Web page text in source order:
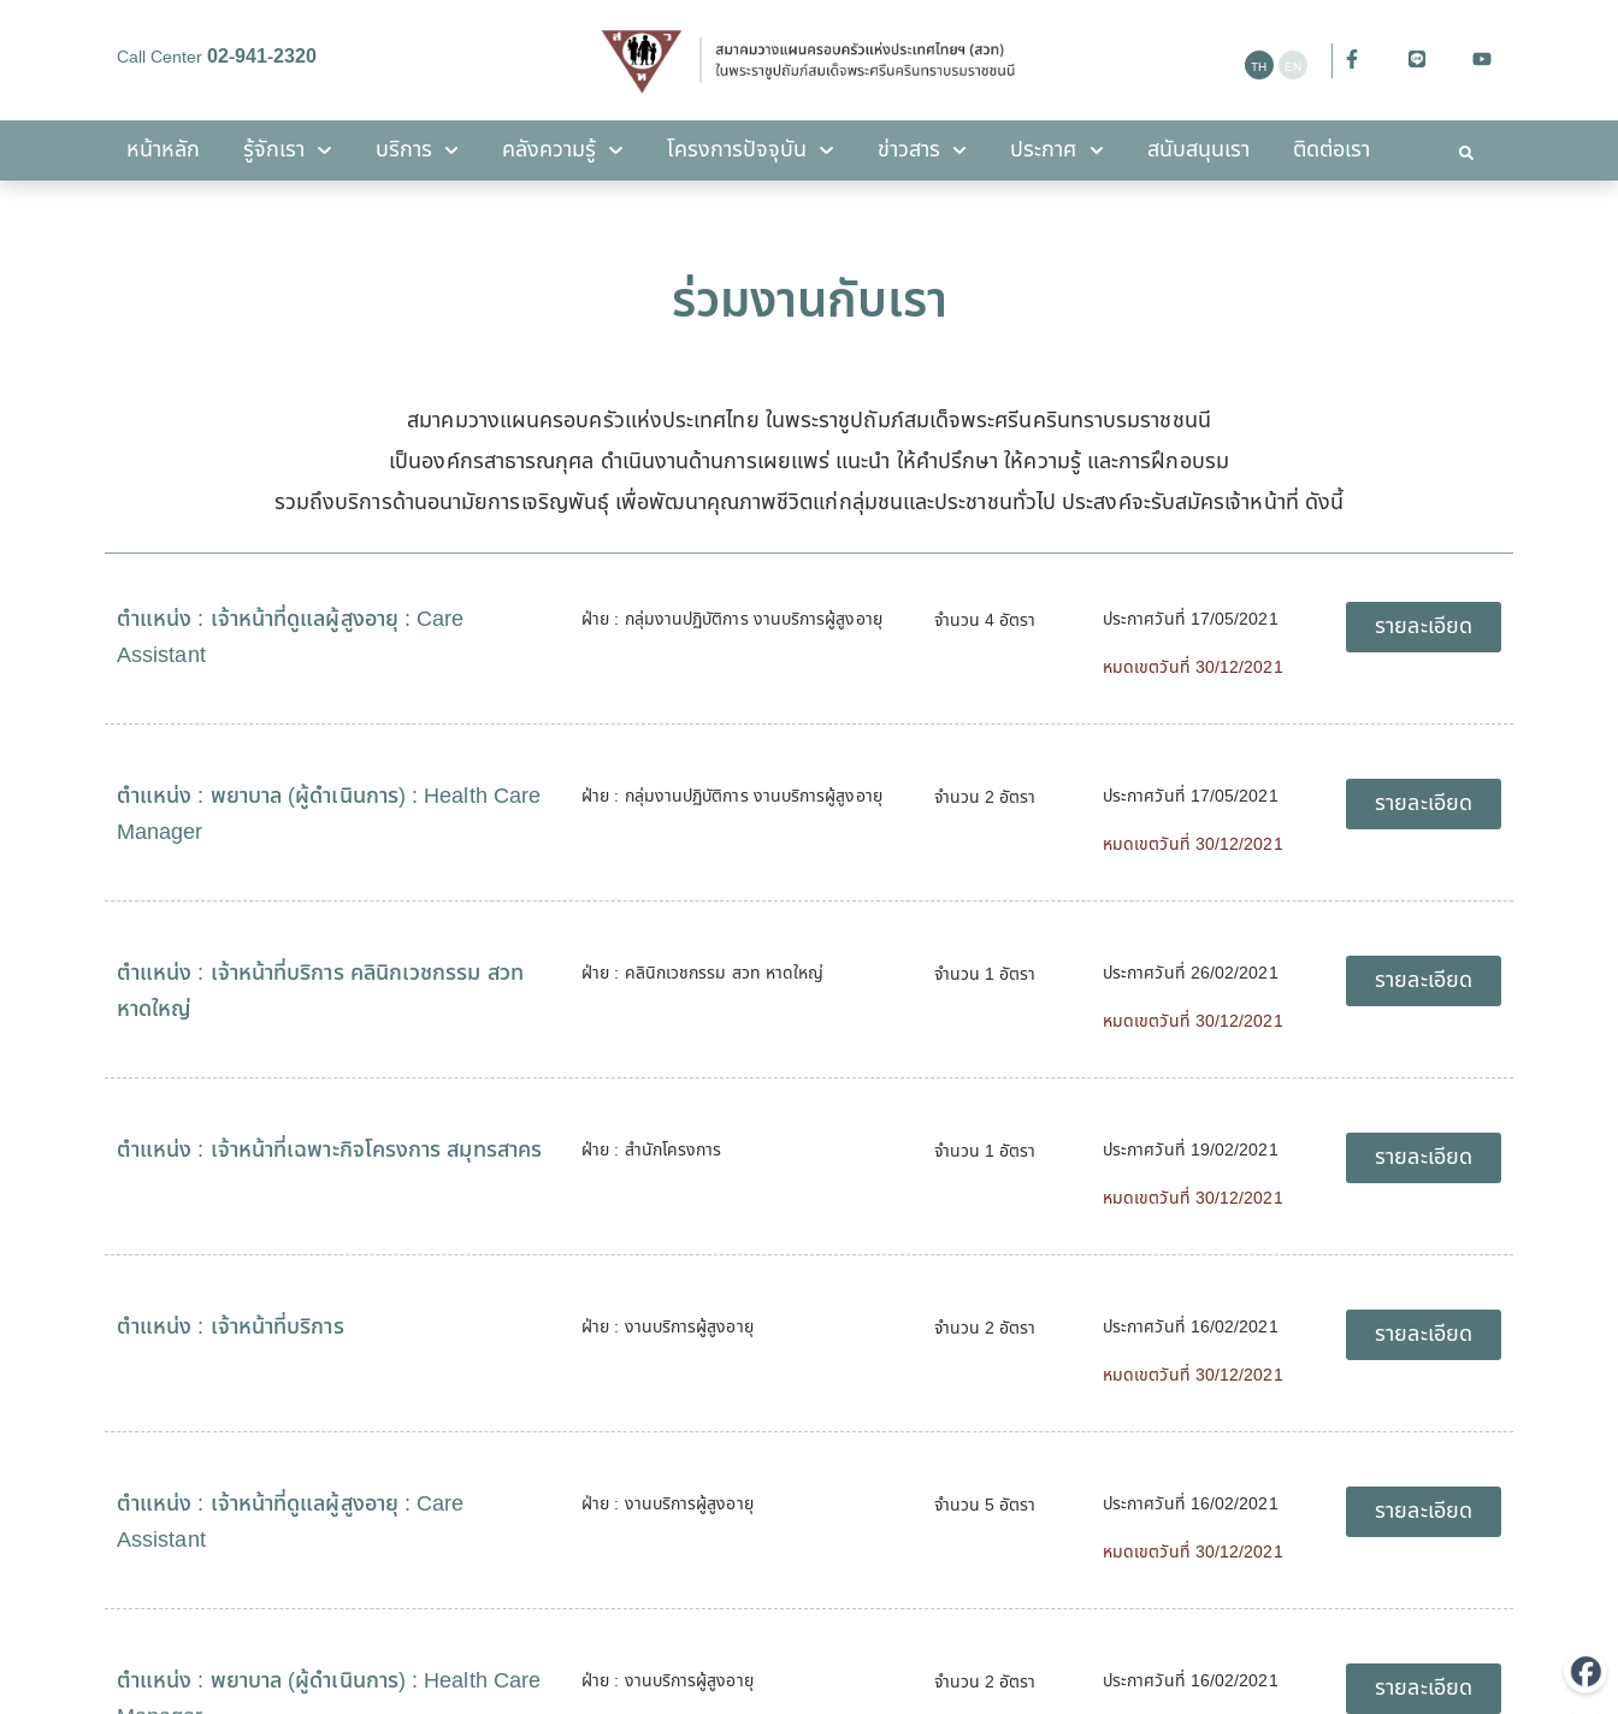
Call Center02-941-2320
หน้าหลัก รู้จักเรา บริการ คลังความรู้ โครงการปัจจุบัน ข่าวสาร ประกาศ สนับสนุนเรา ติดต่อเรา
คลังความรู้ โครงการปัจจุบัน สนับสนุนเรา
ร่วมงานกับเรา
สมาคมวางแผนครอบครัวแห่งประเทศไทย ในพระราชูปถัมภ์สมเด็จพระศรีนครินทราบรมราชชนนี
เป็นองค์กรสาธารณกุศล ดำเนินงานด้านการเผยแพร่ แนะนำ ให้คำปรึกษา ให้ความรู้ และการฝึกอบรม
รวมถึงบริการด้านอนามัยการเจริญพันธุ์ เพื่อพัฒนาคุณภาพชีวิตแก่กลุ่มชนและประชาชนทั่วไป ประสงค์จะรับสมัครเจ้าหน้าที่ ดังนี้
ตำแหน่ง : เจ้าหน้าที่ดูแลผู้สูงอายุ : Care
Assistant
ฝ่าย : กลุ่มงานปฏิบัติการ งานบริการผู้สูงอายุ จำนวน 4 อัตรา
ประกาศวันที่ 17/05/2021
หมดเขตวันที่ 30/12/2021
รายละเอียด
ตำแหน่ง : พยาบาล (ผู้ดำเนินการ) : Health Care
Manager
ฝ่าย : กลุ่มงานปฏิบัติการ งานบริการผู้สูงอายุ จำนวน 2 อัตรา
ประกาศวันที่ 17/05/2021
หมดเขตวันที่ 30/12/2021
รายละเอียด
ตำแหน่ง : เจ้าหน้าที่บริการ คลินิกเวชกรรม สวท
หาดใหญ่
ฝ่าย : คลินิกเวชกรรม สวท หาดใหญ่ จำนวน 1 อัตรา
ประกาศวันที่ 26/02/2021
หมดเขตวันที่ 30/12/2021
รายละเอียด
ตำแหน่ง : เจ้าหน้าที่เฉพาะกิจโครงการ สมุทรสาคร ฝ่าย : สำนักโครงการ จำนวน 1 อัตรา
ประกาศวันที่ 19/02/2021
หมดเขตวันที่ 30/12/2021
รายละเอียด
ตำแหน่ง : เจ้าหน้าที่บริการ ฝ่าย : งานบริการผู้สูงอายุ จำนวน 2 อัตรา
ประกาศวันที่ 16/02/2021
หมดเขตวันที่ 30/12/2021
รายละเอียด
ตำแหน่ง : เจ้าหน้าที่ดูแลผู้สูงอายุ : Care
Assistant
ฝ่าย : งานบริการผู้สูงอายุ จำนวน 5 อัตรา
ประกาศวันที่ 16/02/2021
หมดเขตวันที่ 30/12/2021
รายละเอียด
ตำแหน่ง : พยาบาล (ผู้ดำเนินการ) : Health Care
ฝ่าย : งานบริการผู้สูงอายุ จำนวน 2 อัตรา
ประกาศวันที่ 16/02/2021
รายละเอียด